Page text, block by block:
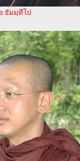
ธัมมฺทีโป